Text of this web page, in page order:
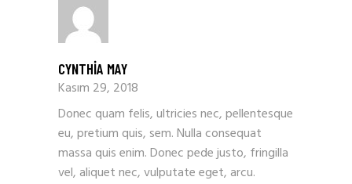
CYNTHIA MAY
Kasım 29, 2018
Donec quam felis, ultricies nec, pellentesque
eu, pretium quis, sem. Nulla consequat
massa quis enim. Donec pede justo, fringilla
vel, aliquet nec, vulputate eget, arcu.